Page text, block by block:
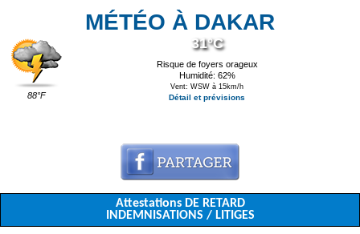
MÉTÉO À DAKAR
88°F
31°C
Risque de foyers orageux
Humidité: 62%
Vent: WSW à 15km/h
Détail et prévisions
Attestations DE RETARD
INDEMNISATIONS / LITIGES